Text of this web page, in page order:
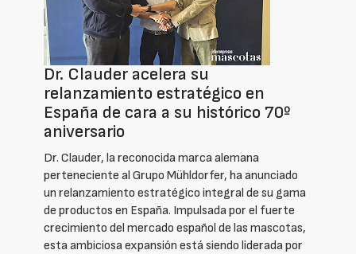
Dr. Clauder acelera su
relanzamiento estratégico en
España de cara a su histórico 70º
aniversario
Dr. Clauder, la reconocida marca alemana
perteneciente al Grupo Mühldorfer, ha anunciado
un relanzamiento estratégico integral de su gama
de productos en España. Impulsada por el fuerte
crecimiento del mercado español de las mascotas,
esta ambiciosa expansión está siendo liderada por